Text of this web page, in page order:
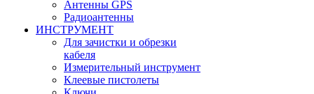
Антенны GPS
Радиоантенны
ИНСТРУМЕНТ
Для зачистки и обрезки
кабеля
Измерительный инструмент
Клеевые пистолеты